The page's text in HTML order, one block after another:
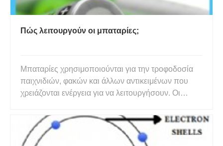
Πώς λειτουργούν οι μπαταρίες;
Μπαταρίες χρησιμοποιούνται για την τροφοδοσία
παιχνιδιών, φακών και άλλων αντικειμένων που
χρειάζονται ενέργεια για να λειτουργήσουν. Οι
ενέργεια η οποία μετατρέπεται σε ηλεκτρική
ενέργεια όταν η μπαταρία είναι μέρος ενός
κυκλώματος. Όταν μια μπαταρία τοποθ